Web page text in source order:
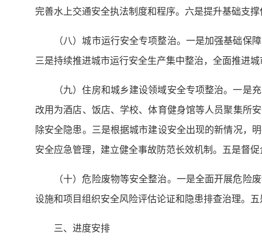
完善水上交通安全执法制度和程序。六是提升基础支
（八）城市运行安全专项整治。一是加强基础
三是持续推进城市运行安全生产集中整治，全面推进
（九）住房和城乡建设领域安全专项整治。一
改用为酒店、饭店、学校、体育健身馆等人员聚集所
除安全隐患。三是根据城市建设安全出现的新情况，
安全应急管理，建立健全事故防范长效机制。五是督
（十）危险废物等安全整治。一是全面开展危
设施和项目组织安全风险评估论证和隐患排查治理。
三、进度安排